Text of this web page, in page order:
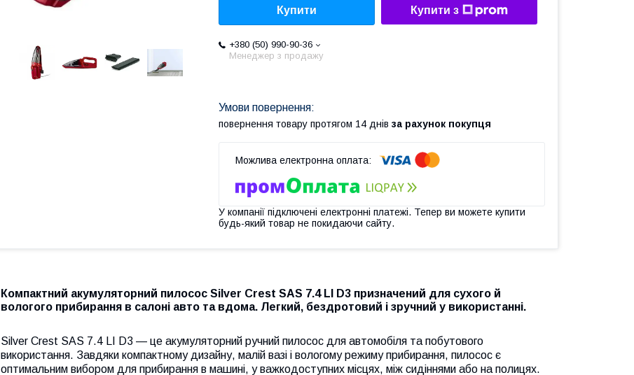
Купити Купити з
+380 (50) 990-90-36
Менеджер з продажу
повернення товару протягом 14 днів за рахунок покупця
У компанії підключені електронні платежі. Тепер ви можете купити
будь-який товар не покидаючи сайту.
Компактний акумуляторний пилосос Silver Crest SAS 7.4 LI D3 призначений для сухого й
вологого прибирання в салоні авто та вдома. Легкий, бездротовий і зручний у використанні.
Silver Crest SAS 7.4 LI D3 — це акумуляторний ручний пилосос для автомобіля та побутового
використання. Завдяки компактному дизайну, малій вазі і вологому режиму прибирання, пилосос є
оптимальним вибором для прибирання в машині, у важкодоступних місцях, між сидіннями або на полицях.